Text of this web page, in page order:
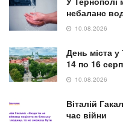
небаланс
10.08.2026
День міста у
14 по 16
10.08.2026
Віталій
час війни